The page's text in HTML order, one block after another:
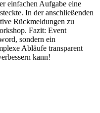
einfachen Aufgabe eine
In der anschließenden
Rückmeldungen zu
Fazit: Event
sondern ein
Abläufe transparent
kann!